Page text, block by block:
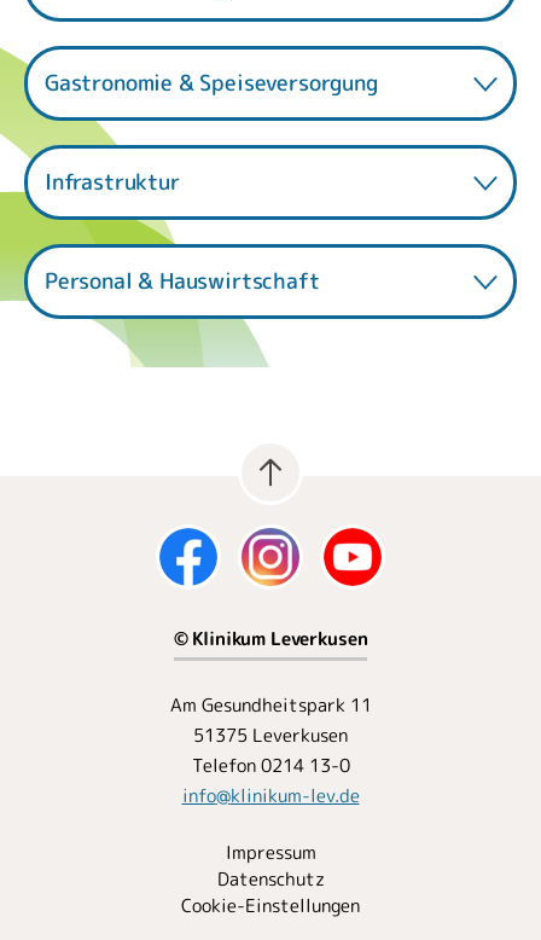
Gastronomie & Speiseversorgung
Infrastruktur
Personal & Hauswirtschaft
© Klinikum Leverkusen
Am Gesundheitspark 11
51375 Leverkusen
Telefon 0214 13-0
info@klinikum-lev.de
Impressum
Datenschutz
Cookie-Einstellungen